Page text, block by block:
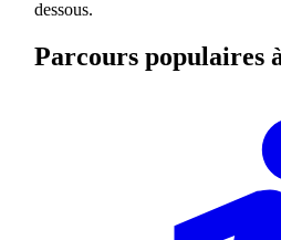
dessous.
Parcours populaires